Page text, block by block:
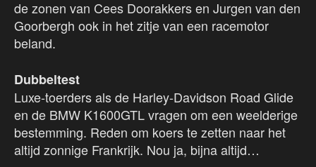
de zonen van Cees Doorakkers en Jurgen van den
Goorbergh ook in het zitje van een racemotor
beland.
Dubbeltest
Luxe-toerders als de Harley-Davidson Road Glide
en de BMW K1600GTL vragen om een weelderige
bestemming. Reden om koers te zetten naar het
altijd zonnige Frankrijk. Nou ja, bijna altijd…